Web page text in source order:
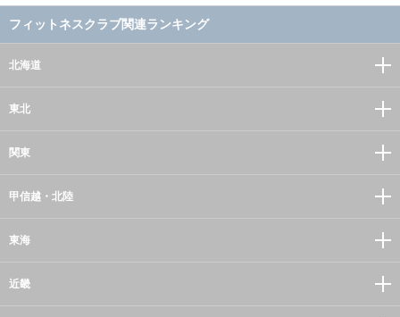
フィットネスクラブ関連ランキング
北海道
東北
関東
甲信越・北陸
東海
近畿